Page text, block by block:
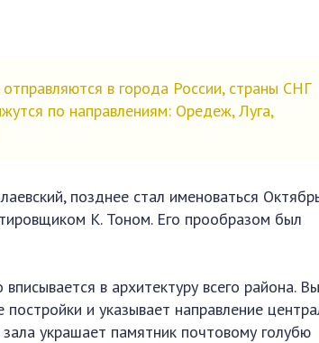
в города России, страны СНГ
по направлениям: Оредеж, Луга,
позднее стал именоваться
К. Тоном. Его прообразом был
в архитектуру всего района.
и указывает направление
украшает памятник почтовому голубю